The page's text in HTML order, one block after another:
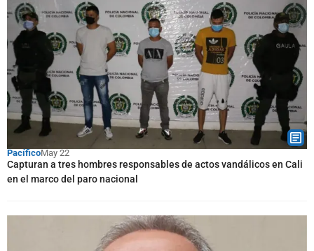
PacíficoMay 22
Capturan a tres hombres responsables de actos vandálicos en Cali
en el marco del paro nacional